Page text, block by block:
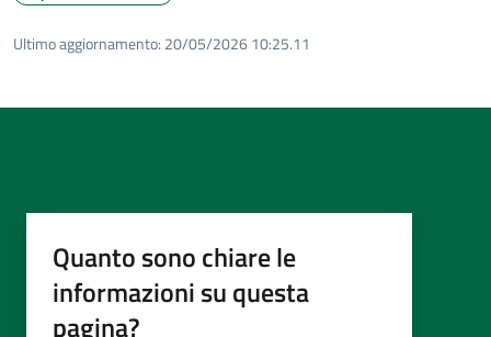
Ultimo aggiornamento: 20/05/2026 10:25.11
Quanto sono chiare le
informazioni su questa
pagina?